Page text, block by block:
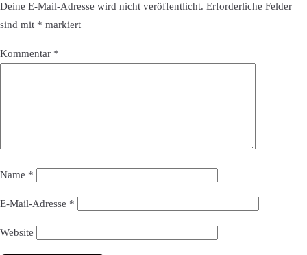
Deine E-Mail-Adresse wird nicht veröffentlicht. Erforderliche Felder
sind mit * markiert
Kommentar *
Name *
E-Mail-Adresse *
Website